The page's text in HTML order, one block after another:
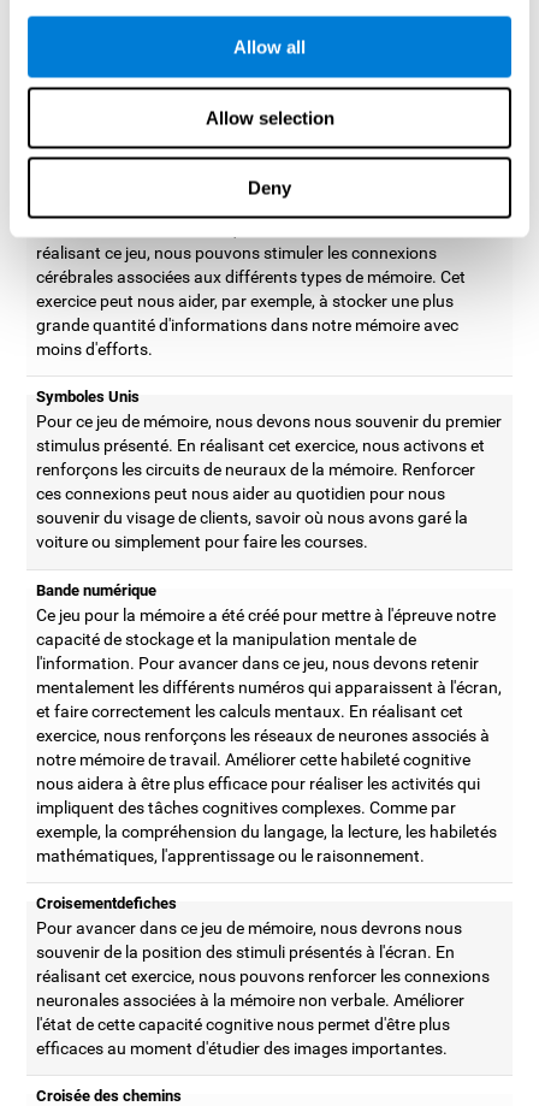
Allow all
Allow selection
Deny
d'informations de notre mémoire. En réalisant cet exercice,
nous activons les patrons neuronaux associés à la capacité de
stockage des souvenirs. Améliorer cette capacité cognitive
peut nous aider à être plus efficaces au quotidien, comme par
exemple, étudier ou se souvenir où nous avons laissé les clés
Dans ce jeu pour entraîner la mémoire, il faut retenir et se
réalisant ce jeu, nous pouvons stimuler les connexions
cérébrales associées aux différents types de mémoire. Cet
exercice peut nous aider, par exemple, à stocker une plus
grande quantité d'informations dans notre mémoire avec
moins d'efforts.
Symboles Unis
Pour ce jeu de mémoire, nous devons nous souvenir du premier
stimulus présenté. En réalisant cet exercice, nous activons et
renforçons les circuits de neuraux de la mémoire. Renforcer
ces connexions peut nous aider au quotidien pour nous
souvenir du visage de clients, savoir où nous avons garé la
voiture ou simplement pour faire les courses.
Bande numérique
Ce jeu pour la mémoire a été créé pour mettre à l'épreuve notre
capacité de stockage et la manipulation mentale de
l'information. Pour avancer dans ce jeu, nous devons retenir
mentalement les différents numéros qui apparaissent à l'écran,
et faire correctement les calculs mentaux. En réalisant cet
exercice, nous renforçons les réseaux de neurones associés à
notre mémoire de travail. Améliorer cette habileté cognitive
nous aidera à être plus efficace pour réaliser les activités qui
impliquent des tâches cognitives complexes. Comme par
exemple, la compréhension du langage, la lecture, les habiletés
mathématiques, l'apprentissage ou le raisonnement.
Croisementdefiches
Pour avancer dans ce jeu de mémoire, nous devrons nous
souvenir de la position des stimuli présentés à l'écran. En
réalisant cet exercice, nous pouvons renforcer les connexions
neuronales associées à la mémoire non verbale. Améliorer
l'état de cette capacité cognitive nous permet d'être plus
efficaces au moment d'étudier des images importantes.
Croisée des chemins